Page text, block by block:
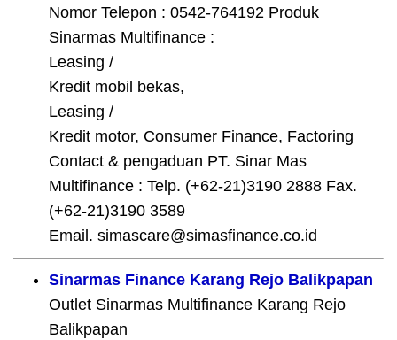
Nomor Telepon : 0542-764192 Produk
Sinarmas Multifinance :
Leasing /
Kredit mobil bekas,
Leasing /
Kredit motor, Consumer Finance, Factoring
Contact & pengaduan PT. Sinar Mas
Multifinance : Telp. (+62-21)3190 2888 Fax.
(+62-21)3190 3589
Email. simascare@simasfinance.co.id
Sinarmas Finance Karang Rejo Balikpapan
Outlet Sinarmas Multifinance Karang Rejo
Balikpapan